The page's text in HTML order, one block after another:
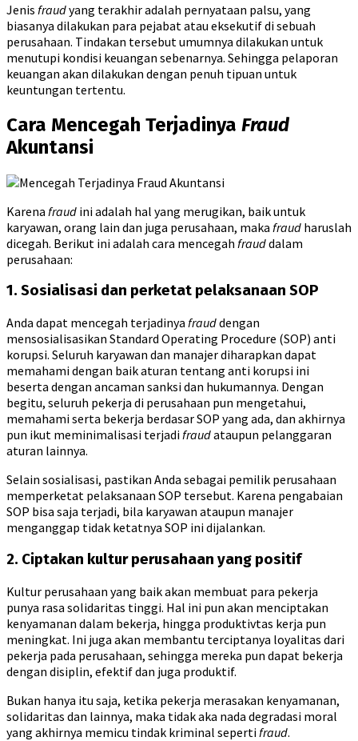
Jenis fraudyang terakhir adalah pernyataan palsu, yang
biasanya dilakukan para pejabat atau eksekutif di sebuah
perusahaan. Tindakan tersebut umumnya dilakukan untuk
menutupi kondisi keuangan sebenarnya. Sehingga pelaporan
keuangan akan dilakukan dengan penuh tipuan untuk
keuntungan tertentu.
Cara Mencegah Terjadinya Fraud
Akuntansi
Karena fraud ini adalah hal yang merugikan, baik untuk
karyawan, orang lain dan juga perusahaan, maka fraud haruslah
dicegah. Berikut ini adalah cara mencegah frauddalam
perusahaan:
1. Sosialisasi dan perketat pelaksanaan SOP
Anda dapat mencegah terjadinya frauddengan
mensosialisasikan Standard Operating Procedure (SOP) anti
korupsi. Seluruh karyawan dan manajer diharapkan dapat
memahami dengan baik aturan tentang anti korupsi ini
beserta dengan ancaman sanksi dan hukumannya. Dengan
begitu, seluruh pekerja di perusahaan pun mengetahui,
memahami serta bekerja berdasar SOP yang ada, dan akhirnya
pun ikut meminimalisasi terjadifraudataupun pelanggaran
aturan lainnya.
Selain sosialisasi, pastikan Anda sebagai pemilik perusahaan
memperketat pelaksanaan SOP tersebut. Karena pengabaian
SOP bisa saja terjadi, bila karyawan ataupun manajer
menganggap tidak ketatnya SOP ini dijalankan.
2. Ciptakan kultur perusahaan yang positif
Kultur perusahaan yang baik akan membuat para pekerja
punya rasa solidaritas tinggi. Hal ini pun akan menciptakan
kenyamanan dalam bekerja, hingga produktivtas kerja pun
meningkat. Ini juga akan membantu terciptanya loyalitas dari
pekerja pada perusahaan, sehingga mereka pun dapat bekerja
dengan disiplin, efektif dan juga produktif.
Bukan hanya itu saja, ketika pekerja merasakan kenyamanan,
solidaritas dan lainnya, maka tidak aka nada degradasi moral
yang akhirnya memicu tindak kriminal seperti fraud.